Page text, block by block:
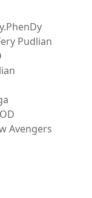
Pudlian
Avengers